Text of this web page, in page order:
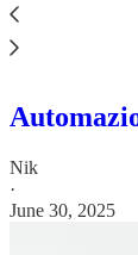
Qui trovi
Nik
·
June 30, 2025